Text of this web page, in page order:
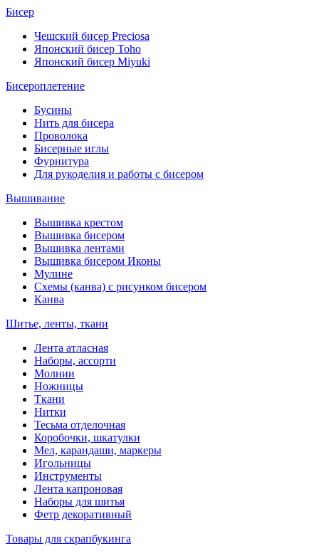
Бисер
Чешский бисер Preciosa
Японский бисер Toho
Японский бисер Miyuki
Бисероплетение
Бусины
Нить для бисера
Проволока
Бисерные иглы
Фурнитура
Для рукоделия и работы с бисером
Вышивание
Вышивка крестом
Вышивка бисером
Вышивка лентами
Вышивка бисером Иконы
Мулине
Схемы (канва) с рисунком бисером
Канва
Шитье, ленты, ткани
Лента атласная
Наборы, ассорти
Молнии
Ножницы
Ткани
Нитки
Тесьма отделочная
Коробочки, шкатулки
Мел, карандаши, маркеры
Игольницы
Инструменты
Лента капроновая
Наборы для шитья
Фетр декоративный
Товары для скрапбукинга